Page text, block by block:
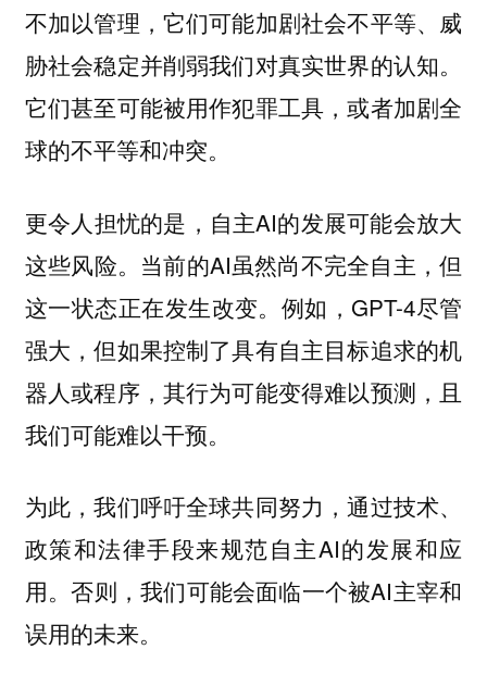
不加以管理，它们可能加剧社会不平等、威
胁社会稳定并削弱我们对真实世界的认知。
它们甚至可能被用作犯罪工具，或者加剧全
球的不平等和冲突。
更令人担忧的是，自主AI的发展可能会放大
这些风险。当前的AI虽然尚不完全自主，但
这一状态正在发生改变。例如，GPT-4尽管
强大，但如果控制了具有自主目标追求的机
器人或程序，其行为可能变得难以预测，且
我们可能难以干预。
为此，我们呼吁全球共同努力，通过技术、
政策和法律手段来规范自主AI的发展和应
用。否则，我们可能会面临一个被AI主宰和
误用的未来。